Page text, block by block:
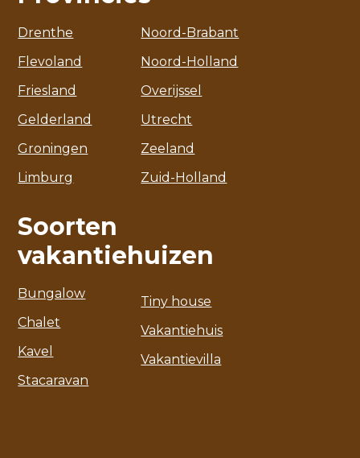
Drenthe
Flevoland
Friesland
Gelderland
Groningen
Limburg
Noord-Brabant
Noord-Holland
Overijssel
Utrecht
Zeeland
Zuid-Holland
Soorten
vakantiehuizen
Bungalow
Chalet
Kavel
Stacaravan
Tiny house
Vakantiehuis
Vakantievilla